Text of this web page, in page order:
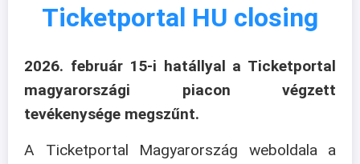
Ticketportal HU closing
2026. február 15-i hatállyal a Ticketportal
magyarországi piacon végzett
tevékenysége megszűnt.
A Ticketportal Magyarország weboldala a